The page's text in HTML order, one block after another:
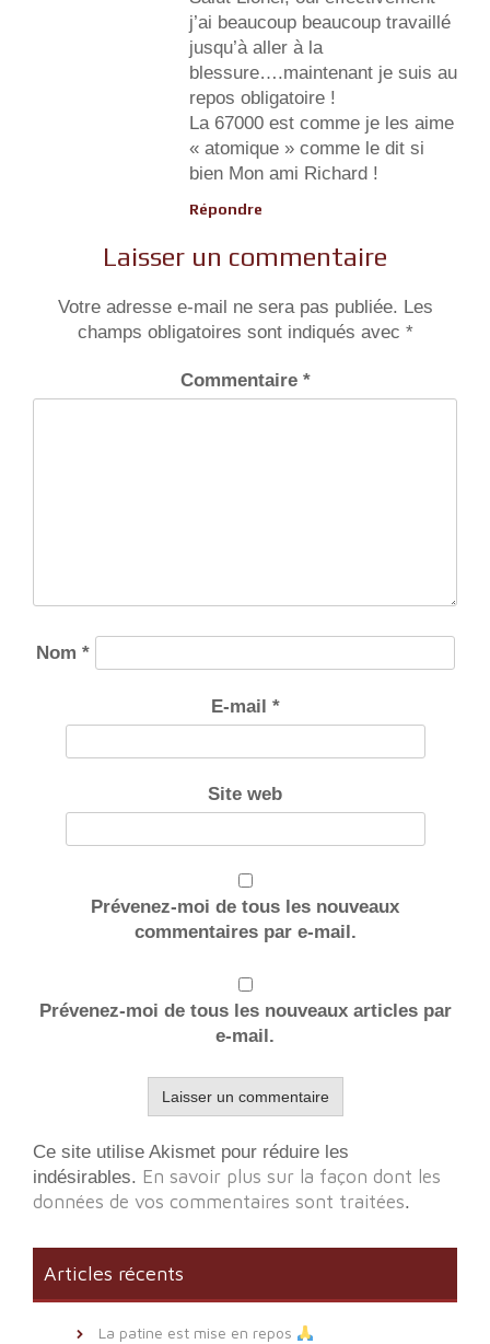
j’ai beaucoup beaucoup travaillé
jusqu’à aller à la
blessure….maintenant je suis au
repos obligatoire !
La 67000 est comme je les aime
« atomique » comme le dit si
bien Mon ami Richard !
Répondre
Laisser un commentaire
Votre adresse e-mail ne sera pas publiée. Les
champs obligatoires sont indiqués avec *
Commentaire *
Nom *
E-mail *
Site web
Prévenez-moi de tous les nouveaux
commentaires par e-mail.
Prévenez-moi de tous les nouveaux articles par
e-mail.
Ce site utilise Akismet pour réduire les
indésirables. En savoir plus sur la façon dont les
données de vos commentaires sont traitées.
Articles récents
La patine est mise en repos